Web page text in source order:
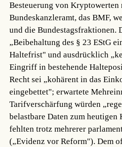
Besteuerung von
Bundeskanzleramt, das BMF,
und die Bundestagsfraktionen.
„Beibehaltung des § 23 EStG
Haltefrist" und ausdrücklich
Eingriff in bestehende
Recht sei „kohärent in das
eingebettet"; erwartete
Tarifverschärfung würden
belastbare Daten zum
fehlten trotz mehrerer
(„Evidenz vor Reform"). Dem